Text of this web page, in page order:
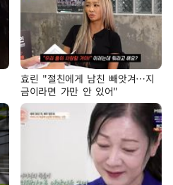
효린 "절친에게 남친 빼앗겨…지
금이라면 가만 안 있어"